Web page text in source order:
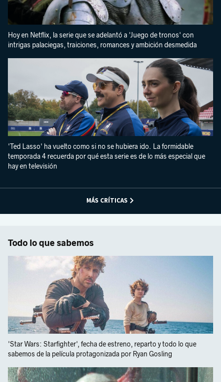
Hoy en Netflix, la serie que se adelantó a 'Juego de tronos' con
intrigas palaciegas, traiciones, romances y ambición desmedida
'Ted Lasso' ha vuelto como si no se hubiera ido. La formidable
temporada 4 recuerda por qué esta serie es de lo más especial que
hay en televisión
MÁS CRÍTICAS
Todo lo que sabemos
'Star Wars: Starfighter', fecha de estreno, reparto y todo lo que
sabemos de la película protagonizada por Ryan Gosling